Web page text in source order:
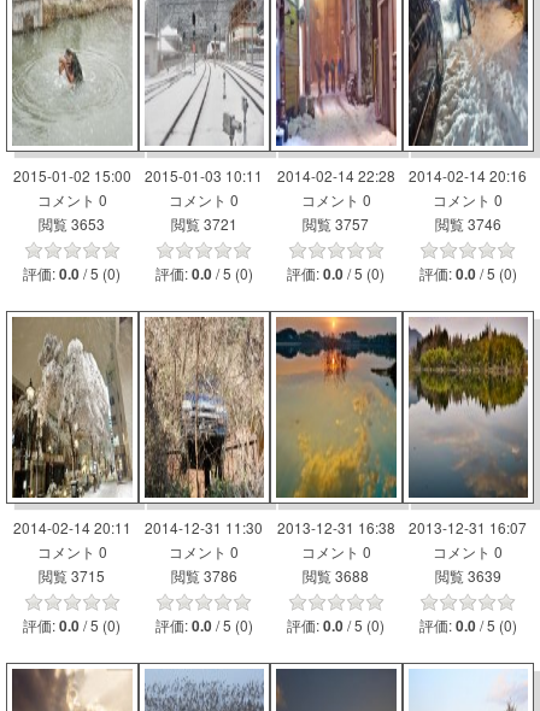
2015-01-02 15:00
コメント 0
閲覧 3653
評価:0.0 / 5 (0)
2015-01-03 10:11
コメント 0
閲覧 3721
評価:0.0 / 5 (0)
2014-02-14 22:28
コメント 0
閲覧 3757
評価:0.0 / 5 (0)
2014-02-14 20:16
コメント 0
閲覧 3746
評価:0.0 / 5 (0)
2014-02-14 20:11
コメント 0
閲覧 3715
評価:0.0 / 5 (0)
2014-12-31 11:30
コメント 0
閲覧 3786
評価:0.0 / 5 (0)
2013-12-31 16:38
コメント 0
閲覧 3688
評価:0.0 / 5 (0)
2013-12-31 16:07
コメント 0
閲覧 3639
評価:0.0 / 5 (0)